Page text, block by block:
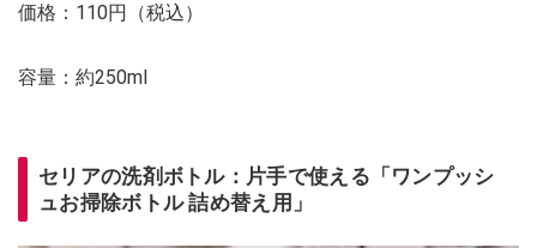
価格：110円（税込）
容量：約250ml
セリアの洗剤ボトル：片手で使える「ワンプッシ
ュお掃除ボトル 詰め替え用」